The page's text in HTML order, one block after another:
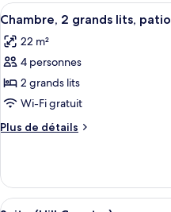
très
grand
lit
très
lit
Afficher
toutes
les
photos
pour
ce
type
de
Chambre,
2
5
Chambre, 2 grands lits, patio
22 m²
4 personnes
2 grands lits
Wi-Fi gratuit
Plus de détails
Plus
Chambre,
Afficher